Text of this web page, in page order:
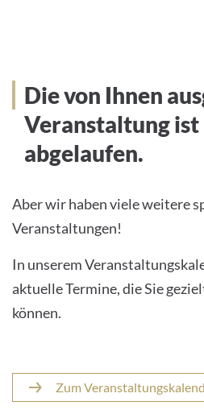
Die von Ihnen
Veranstaltung
abgelaufen.
Aber wir haben viele weitere
Veranstaltungen!
In unserem
aktuelle Termine, die Sie
können.
Zum